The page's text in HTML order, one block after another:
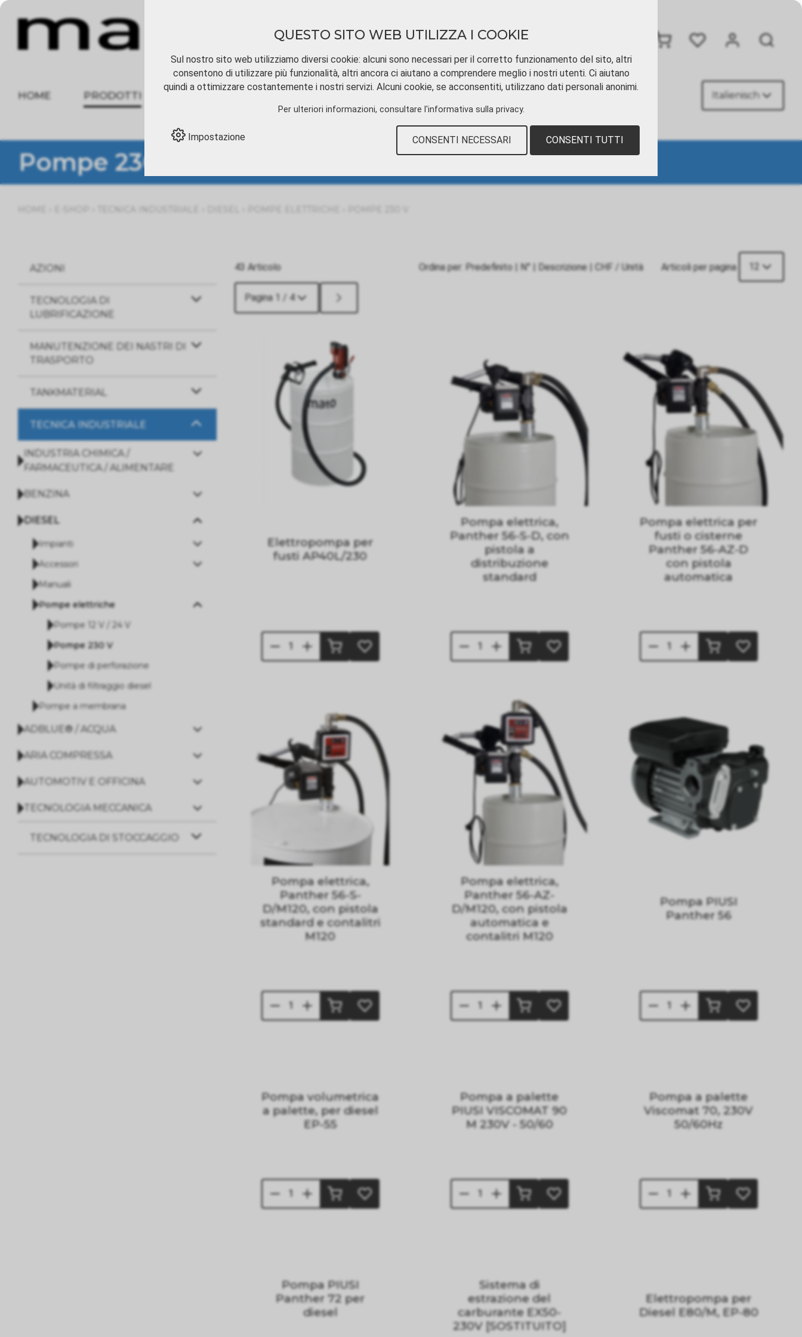
HOME PRODOTTI CONTATTI Italienisch
Pompe 230 V
AZIONI
TECNOLOGIA DI
LUBRIFICAZIONE
MANUTENZIONE DEI NASTRI DI
TRASPORTO
TANKMATERIAL
TECNICA INDUSTRIALE
INDUSTRIA CHIMICA /
FARMACEUTICA / ALIMENTARE
BENZINA
DIESEL
Impianti
Accessori
Manuali
Pompe elettriche
Pompe 12 V / 24 V
Pompe 230 V
Pompe di perforazione
Unità di filtraggio diesel
Pompe a membrana
ADBLUE® / ACQUA
ARIA COMPRESSA
AUTOMOTIV E OFFICINA
TECNOLOGIA MECCANICA
TECNOLOGIA DI STOCCAGGIO
Articoli per pagina 12
Ordina per: Predefinito | N° | Descrizione | CHF / Unità
43 Articolo
Pagina 1 / 4
Elettropompa per
fusti AP40L/230
Pompa elettrica,
Panther 56-S-D, con
pistola a
distribuzione
standard
Pompa elettrica per
fusti o cisterne
Panther 56-AZ-D
con pistola
automatica
Pompa elettrica,
Panther 56-S-
D/M120, con pistola
standard e contalitri
M120
Pompa elettrica,
Panther 56-AZ-
D/M120, con pistola
automatica e
contalitri M120
Pompa PIUSI
Panther 56
Pompa volumetrica
a palette, per diesel
EP-55
Pompa a palette
PIUSI VISCOMAT 90
M 230V - 50/60
Pompa a palette
Viscomat 70, 230V
50/60Hz
Pompa PIUSI
Panther 72 per
diesel
Sistema di
estrazione del
carburante EX50-
230V [SOSTITUITO]
Elettropompa per
Diesel E80/M, EP-80
QUESTO SITO WEB UTILIZZA I COOKIE
Sul nostro sito web utilizziamo diversi cookie: alcuni sono necessari per il corretto funzionamento del sito, altri
consentono di utilizzare più funzionalità, altri ancora ci aiutano a comprendere meglio i nostri utenti. Ci aiutano
quindi a ottimizzare costantemente i nostri servizi. Alcuni cookie, se acconsentiti, utilizzano dati personali anonimi.
Per ulteriori informazioni, consultare l'informativa sulla privacy.
Impostazione CONSENTI NECESSARI CONSENTI TUTTI